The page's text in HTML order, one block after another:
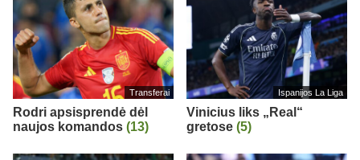
Transferai
Rodri apsisprendė dėl
naujos komandos (13)
Ispanijos La Liga
Vinicius liks „Real“
gretose (5)